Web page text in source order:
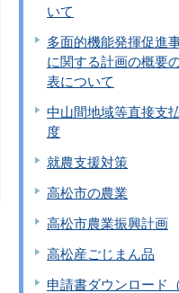
いて
多面的機能発揮促進
に関する計画の概要
表について
中山間地域等直接支
度
就農支援対策
高松市の農業
高松市農業振興計画
高松産ごじまん品
申請書ダウンロード